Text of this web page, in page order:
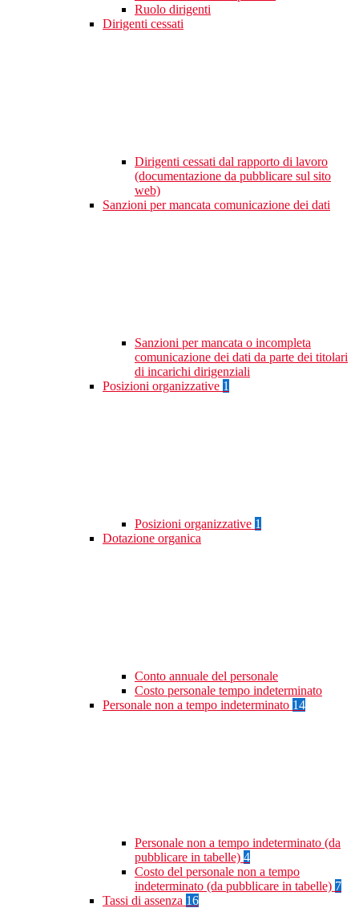
Ruolo dirigenti
Dirigenti cessati
Dirigenti cessati dal rapporto di lavoro
(documentazione da pubblicare sul sito
web)
Sanzioni per mancata comunicazione dei dati
Sanzioni per mancata o incompleta
comunicazione dei dati da parte dei titolari
di incarichi dirigenziali
Posizioni organizzative 1
Posizioni organizzative 1
Dotazione organica
Conto annuale del personale
Costo personale tempo indeterminato
Personale non a tempo indeterminato 14
Personale non a tempo indeterminato (da
pubblicare in tabelle) 4
Costo del personale non a tempo
indeterminato (da pubblicare in tabelle) 7
Tassi di assenza 16